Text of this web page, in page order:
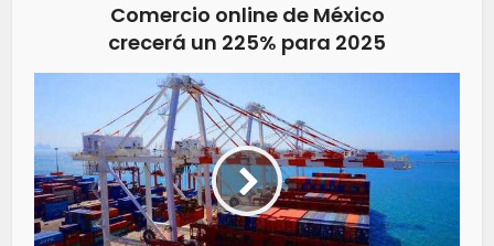
Comercio online de México
crecerá un 225% para 2025